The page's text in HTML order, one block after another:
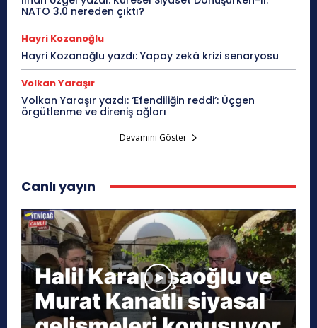
NATO 3.0 nereden çıktı?
Hayri Kozanoğlu
Hayri Kozanoğlu yazdı: Yapay zekâ krizi senaryosu
Volkan Yaraşır
Volkan Yaraşır yazdı: ‘Efendiliğin reddi’: Üçgen
örgütlenme ve direniş ağları
Devamını Göster
Canlı yayın